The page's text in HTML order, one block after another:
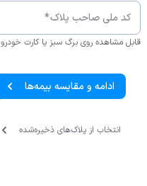
کد ملی صاحب پلاک*
قابل مشاهده روی برگ سبز یا کارت خودرو
ادامه و مقایسه بیمه‌ها
انتخاب از پلاک‌های ذخیره‌‌شده